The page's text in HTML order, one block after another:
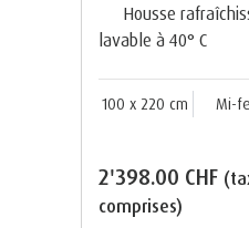
Housse
lavable à 40° C
100 x 220 cm Mi-
2'398.00 CHF
comprises)